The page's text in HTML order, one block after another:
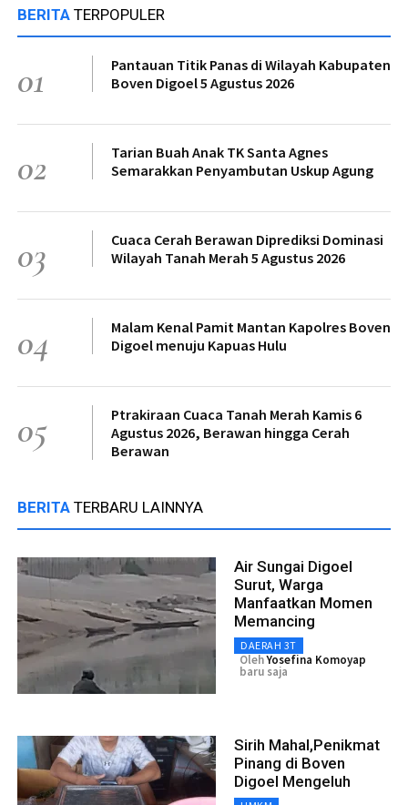
BERITA TERPOPULER
01
Pantauan Titik Panas di Wilayah Kabupaten
Boven Digoel 5 Agustus 2026
02
Tarian Buah Anak TK Santa Agnes
Semarakkan Penyambutan Uskup Agung
03
Cuaca Cerah Berawan Diprediksi Dominasi
Wilayah Tanah Merah 5 Agustus 2026
04
Malam Kenal Pamit Mantan Kapolres Boven
Digoel menuju Kapuas Hulu
05
Ptrakiraan Cuaca Tanah Merah Kamis 6
Agustus 2026, Berawan hingga Cerah
Berawan
BERITA TERBARU LAINNYA
Air Sungai Digoel
Surut, Warga
Manfaatkan Momen
Memancing
DAERAH 3T
OlehYosefina Komoyap
baru saja
Sirih Mahal,Penikmat
Pinang di Boven
Digoel Mengeluh